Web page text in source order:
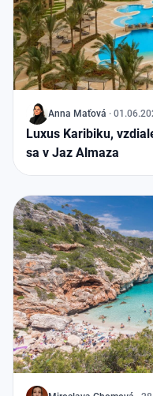
J Anna Maťová ·
Luxus Karibiku,
sa v Jaz Almaza